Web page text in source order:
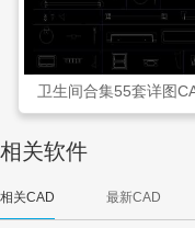
卫生间合集55套详图
相关软件
相关CAD 最新CAD